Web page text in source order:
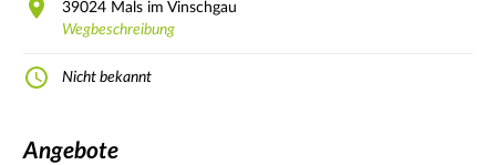
39024 Mals im Vinschgau
Wegbeschreibung
Nicht bekannt
Angebote